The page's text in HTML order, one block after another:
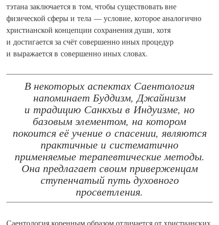
тэтана заключается в том, чтобы существовать вне
физической сферы и тела — условие, которое аналогично
христианской концепции сохранения души, хотя
и достигается за счёт совершенно иных процедур
и выражается в совершенно иных словах.
В некоторых аспектах Саентология
напоминает Буддизм, Джайнизм
и традицию Санкхьи в Индуизме, но
базовым элементом, на котором
покоится её учение о спасении, являются
практичные и систематично
применяемые терапевтические методы.
Она предлагает своим приверженцам
ступенчатый путь духовного
просветления.
Саентология коренным образом отличается от христианских